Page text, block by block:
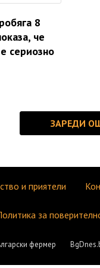
8
че
сериозно
и приятели
за
фермер